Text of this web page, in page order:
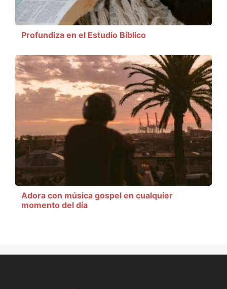
Profundiza en el Estudio Bíblico
Adora con música gospel en cualquier
momento del día